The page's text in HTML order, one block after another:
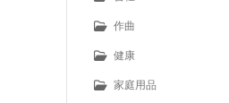
作曲
健康
家庭用品